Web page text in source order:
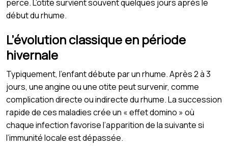
perce. L’otite survient souvent quelques jours après le
début du rhume.
L’évolution classique en période
hivernale
Typiquement, l’enfant débute par un rhume. Après 2 à 3
jours, une angine ou une otite peut survenir, comme
complication directe ou indirecte du rhume. La succession
rapide de ces maladies crée un « effet domino » où
chaque infection favorise l’apparition de la suivante si
l’immunité locale est dépassée.